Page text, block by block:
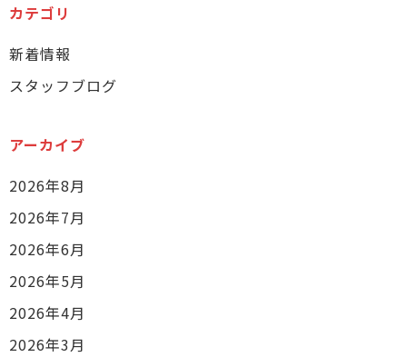
カテゴリ
新着情報
スタッフブログ
アーカイブ
2026年8月
2026年7月
2026年6月
2026年5月
2026年4月
2026年3月